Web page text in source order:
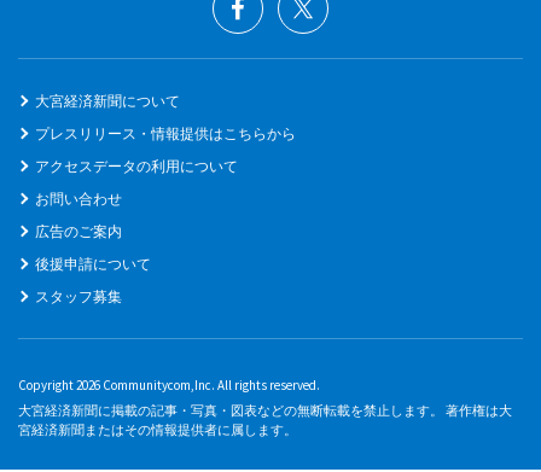
大宮経済新聞について
プレスリリース・情報提供はこちらから
アクセスデータの利用について
お問い合わせ
広告のご案内
後援申請について
スタッフ募集
Copyright 2026 Communitycom,Inc. All rights reserved.
大宮経済新聞に掲載の記事・写真・図表などの無断転載を禁止します。 著作権は大
宮経済新聞またはその情報提供者に属します。